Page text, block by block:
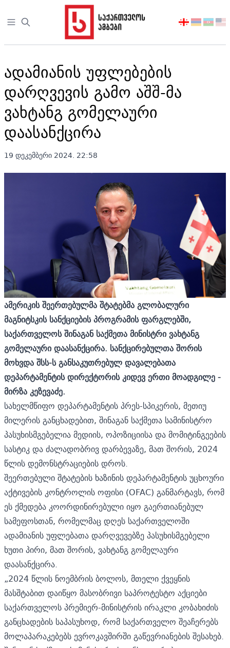
Open sidebar
აირჩიეთ
ადამიანის უფლებების
დარღვევის გამო აშშ-მა
ვახტანგ გომელაური
დაასანქცირა
19 დეკემბერი 2024. 22:58
ამერიკის შეერთებულმა შტატებმა გლობალური
მაგნიტსკის სანქციების პროგრამის ფარგლებში,
საქართველოს შინაგან საქმეთა მინისტრი ვახტანგ
გომელაური დაასანქცირა. სანქცირებულთა შორის
მოხვდა შსს-ს განსაკუთრებულ დავალებათა
დეპარტამენტის დირექტორის კიდევ ერთი მოადგილე -
მირზა კეზევაძე.
სახელმწიფო დეპარტამენტის პრეს-სპიკერის, მეთიუ
მილერის განცხადებით, შინაგან საქმეთა სამინისტრო
პასუხისმგებელია მედიის, ოპოზიციისა და მომიტინგეების
სასტიკ და ძალადობრივ დარბევაზე, მათ შორის, 2024
წლის დემონსტრაციების დროს.
შეერთებული შტატების ხაზინის დეპარტამენტის უცხოური
აქტივების კონტროლის ოფისი (OFAC) განმარტავს, რომ
ეს ქმედება კოორდინირებული იყო გაერთიანებულ
სამეფოსთან, რომელმაც დღეს საქართველოში
ადამიანის უფლებათა დარღვევებზე პასუხისმგებელი
ხუთი პირი, მათ შორის, ვახტანგ გომელაური
დაასანქცირა.
„2024 წლის ნოემბრის ბოლოს, მთელი ქვეყნის
მასშტაბით დაიწყო მასობრივი საპროტესტო აქციები
საქართველოს პრემიერ-მინისტრის ირაკლი კობახიძის
განცხადების საპასუხოდ, რომ საქართველო შეაჩერებს
მოლაპარაკებებს ევროკავშირში გაწევრიანების შესახებ.